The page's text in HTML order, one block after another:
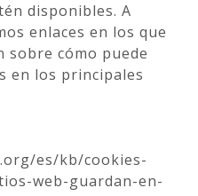
disponibles. A
enlaces en los que
cómo puede
en los principales
es/kb/cookies-
web-guardan-en-